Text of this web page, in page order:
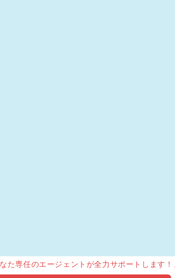
た専任のエージェントが全力サポートします！